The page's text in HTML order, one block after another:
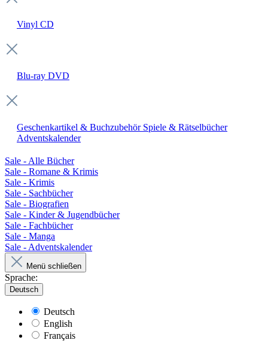
Vinyl CD
Blu-ray DVD
Geschenkartikel & Buchzubehör Spiele & Rätselbücher
Adventskalender
Sale - Alle Bücher
Sale - Romane & Krimis
Sale - Krimis
Sale - Sachbücher
Sale - Biografien
Sale - Kinder & Jugendbücher
Sale - Fachbücher
Sale - Manga
Sale - Adventskalender
Menü schließen
Sprache:
Deutsch
Deutsch
English
Français